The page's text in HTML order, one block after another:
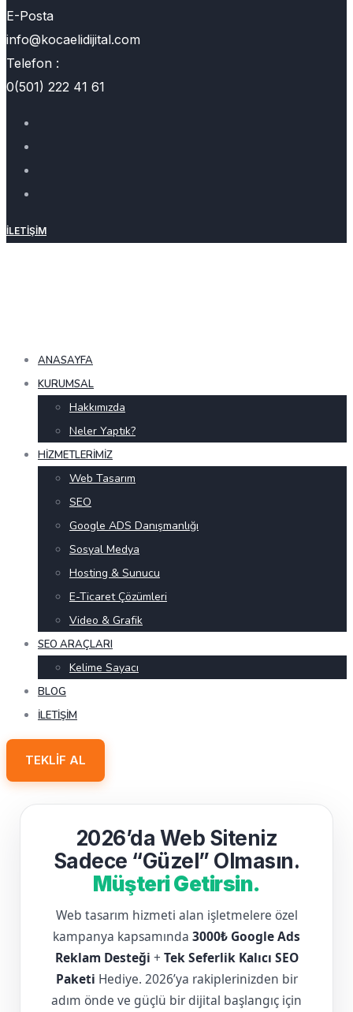
E-Posta
info@kocaelidijital.com
Telefon :
0(501) 222 41 61
İLETIŞIM
ANASAYFA
KURUMSAL
Hakkımızda
Neler Yaptık?
HIZMETLERIMIZ
Web Tasarım
SEO
Google ADS Danışmanlığı
Sosyal Medya
Hosting & Sunucu
E-Ticaret Çözümleri
Video & Grafik
SEO ARAÇLARI
Kelime Sayacı
BLOG
İLETIŞIM
TEKLIF AL
2026’da Web Siteniz
Sadece “Güzel” Olmasın.
Müşteri Getirsin.
Web tasarım hizmeti alan işletmelere özel
kampanya kapsamında 3000₺ Google Ads
Reklam Desteği + Tek Seferlik Kalıcı SEO
Paketi Hediye. 2026’ya rakiplerinizden bir
adım önde ve güçlü bir dijital başlangıç için